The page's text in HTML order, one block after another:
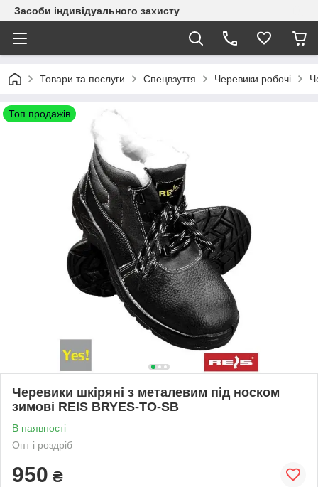
Засоби індивідуального захисту
Товари та послуги Спецвзуття Черевики робочі
Топ продажів
Черевики шкіряні з металевим під носком
зимові REIS BRYES-TO-SB
В наявності
Опт і роздріб
950 ₴